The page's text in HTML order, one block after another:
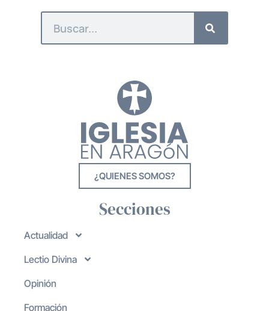
¿QUIENES SOMOS?
Secciones
Actualidad
Lectio Divina
Opinión
Formación